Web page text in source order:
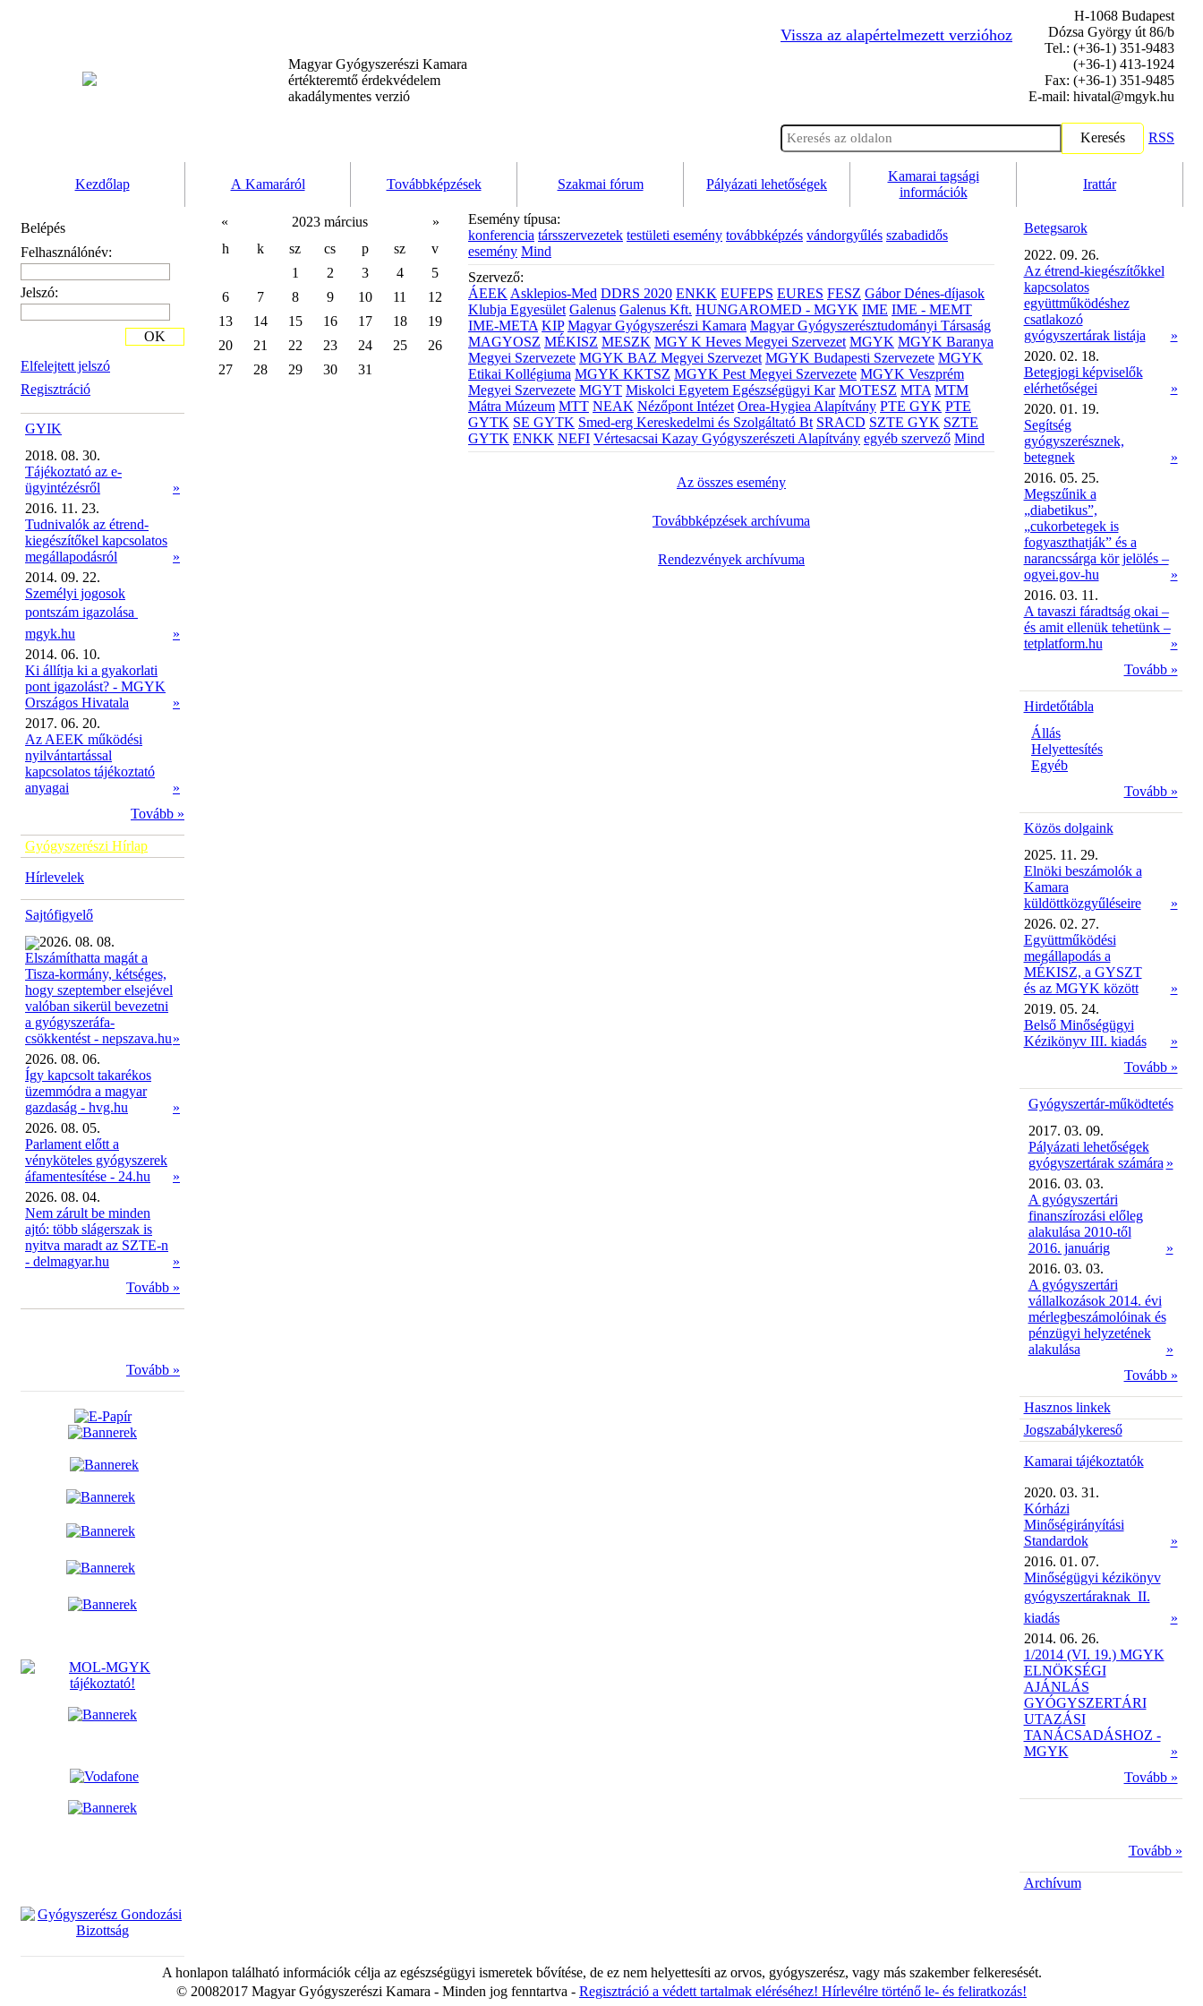
Magyar Gyógyszerészi Kamara
értékteremtő érdekvédelem
akadálymentes verzió
Vissza az alapértelmezett verzióhoz
H-1068 Budapest
Dózsa György út 86/b
Tel.: (+36-1) 351-9483
(+36-1) 413-1924
Fax: (+36-1) 351-9485
E-mail: hivatal@mgyk.hu
Keresés RSS
Kezdőlap A Kamaráról Továbbképzések Szakmai fórum Pályázati lehetőségek
Kamarai tagsági
információk
Irattár
Belépés
Felhasználónév:
Jelszó:
Elfelejtett jelszó
Regisztráció
OK
GYIK
2018. 08. 30.
Tájékoztató az e-
ügyintézésről
»
2016. 11. 23.
Tudnivalók az étrend-
kiegészítőkel kapcsolatos
megállapodásról
»
2014. 09. 22.
Személyi jogosok
pontszám igazolása 
mgyk.hu
»
2014. 06. 10.
Ki állítja ki a gyakorlati
pont igazolást? - MGYK
Országos Hivatala
»
2017. 06. 20.
Az AEEK működési
nyilvántartással
kapcsolatos tájékoztató
anyagai
»
Tovább »
Gyógyszerészi Hírlap
Hírlevelek
Sajtófigyelő
2026. 08. 08.
Elszámíthatta magát a
Tisza-kormány, kétséges,
hogy szeptember elsejével
valóban sikerül bevezetni
a gyógyszeráfa-
csökkentést - nepszava.hu»
2026. 08. 06.
Így kapcsolt takarékos
üzemmódra a magyar
gazdaság - hvg.hu
»
2026. 08. 05.
Parlament előtt a
vényköteles gyógyszerek
áfamentesítése - 24.hu
»
2026. 08. 04.
Nem zárult be minden
ajtó: több slágerszak is
nyitva maradt az SZTE-n
- delmagyar.hu
»
Tovább »
Tovább »
« 2023 március
»
h
k sz cs p sz
v
1
2 3 4
5
6
7 8 9 10 11
12
13
14 15 16 17 18
19
20
21 22 23 24 25
26
27
28 29 30 31
Esemény típusa:
konferencia társszervezetek testületi esemény továbbképzés vándorgyűlés szabadidős
esemény Mind
Szervező:
ÁEEK Asklepios-Med DDRS 2020 ENKK EUFEPS EURES FESZ Gábor Dénes-díjasok
Klubja Egyesület Galenus Galenus Kft. HUNGAROMED - MGYK IME IME - MEMT
IME-META KIP Magyar Gyógyszerészi Kamara Magyar Gyógyszerésztudományi Társaság
MAGYOSZ MÉKISZ MESZK MGY K Heves Megyei Szervezet MGYK MGYK Baranya
Megyei Szervezete MGYK BAZ Megyei Szervezet MGYK Budapesti Szervezete MGYK
Etikai Kollégiuma MGYK KKTSZ MGYK Pest Megyei Szervezete MGYK Veszprém
Megyei Szervezete MGYT Miskolci Egyetem Egészségügyi Kar MOTESZ MTA MTM
Mátra Múzeum MTT NEAK Nézőpont Intézet Orea-Hygiea Alapítvány PTE GYK PTE
GYTK SE GYTK Smed-erg Kereskedelmi és Szolgáltató Bt SRACD SZTE GYK SZTE
GYTK ENKK NEFI Vértesacsai Kazay Gyógyszerészeti Alapítvány egyéb szervező Mind
Az összes esemény
Továbbképzések archívuma
Rendezvények archívuma
Betegsarok
2022. 09. 26.
Az étrend-kiegészítőkkel
kapcsolatos
együttműködéshez
csatlakozó
gyógyszertárak listája
»
2020. 02. 18.
Betegjogi képviselők
elérhetőségei
»
2020. 01. 19.
Segítség
gyógyszerésznek,
betegnek
»
2016. 05. 25.
Megszűnik a
„diabetikus”,
„cukorbetegek is
fogyaszthatják” és a
narancssárga kör jelölés –
ogyei.gov-hu
»
2016. 03. 11.
A tavaszi fáradtság okai –
és amit ellenük tehetünk –
tetplatform.hu
»
Tovább »
Hirdetőtábla
Állás
Helyettesítés
Egyéb
Tovább »
Közös dolgaink
2025. 11. 29.
Elnöki beszámolók a
Kamara
küldöttközgyűléseire
»
2026. 02. 27.
Együttműködési
megállapodás a
MÉKISZ, a GYSZT
és az MGYK között
»
2019. 05. 24.
Belső Minőségügyi
Kézikönyv III. kiadás
»
Tovább »
Gyógyszertár-működtetés
2017. 03. 09.
Pályázati lehetőségek
gyógyszertárak számára »
2016. 03. 03.
A gyógyszertári
finanszírozási előleg
alakulása 2010-től
2016. januárig
»
2016. 03. 03.
A gyógyszertári
vállalkozások 2014. évi
mérlegbeszámolóinak és
pénzügyi helyzetének
alakulása
»
Tovább »
Hasznos linkek
Jogszabálykereső
Kamarai tájékoztatók
2020. 03. 31.
Kórházi
Minőségirányítási
Standardok
»
2016. 01. 07.
Minőségügyi kézikönyv
gyógyszertáraknak  II.
kiadás
»
2014. 06. 26.
1/2014 (VI. 19.) MGYK
ELNÖKSÉGI
AJÁNLÁS
GYÓGYSZERTÁRI
UTAZÁSI
TANÁCSADÁSHOZ -
MGYK
»
Tovább »
Tovább »
Archívum
A honlapon található információk célja az egészségügyi ismeretek bővítése, de ez nem helyettesíti az orvos, gyógyszerész, vagy más szakember felkeresését.
© 20082017 Magyar Gyógyszerészi Kamara - Minden jog fenntartva - Regisztráció a védett tartalmak eléréséhez! Hírlevélre történő le- és feliratkozás!